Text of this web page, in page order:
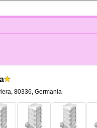
, 80336, Germania